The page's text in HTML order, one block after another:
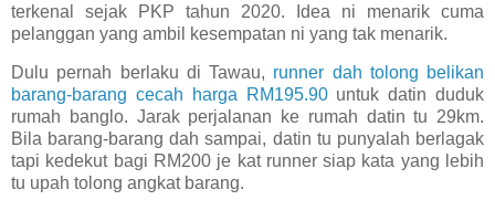
terkenal sejak PKP tahun 2020. Idea ni menarik cuma
pelanggan yang ambil kesempatan ni yang tak menarik.
Dulu pernah berlaku di Tawau, runner dah tolong belikan
barang-barang cecah harga RM195.90untuk datin duduk
rumah banglo. Jarak perjalanan ke rumah datin tu 29km.
Bila barang-barang dah sampai, datin tu punyalah berlagak
tapi kedekut bagi RM200 je kat runner siap kata yang lebih
tu upah tolong angkat barang.